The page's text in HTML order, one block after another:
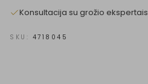
Konsultacija su grožio ekspertais
SKU: 4718045